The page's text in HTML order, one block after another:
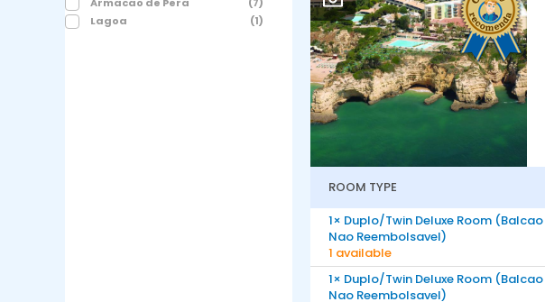
ROOM TYPE
1× Duplo/Twin Deluxe Room (Balcao
Nao Reembolsavel)
1 available
1× Duplo/Twin Deluxe Room (Balcao
Nao Reembolsavel)
Lagoa
(1)